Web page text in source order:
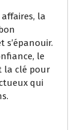
la
s’épanouir.
le
la clé pour
qui